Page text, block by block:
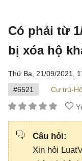
Có phải từ
bị xóa hộ
Thứ Ba, 21/09/2021,
#6521
Cư trú-
Câu hỏi:
Xin hỏi